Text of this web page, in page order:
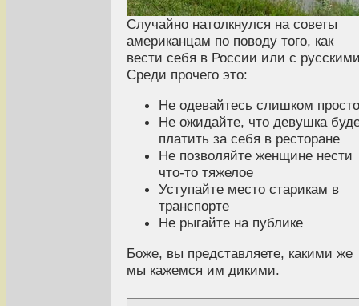
Случайно натолкнулся на советы
американцам по поводу того, как
вести себя в России или с
Среди прочего это:
Не одевайтесь слишком просто
Не ожидайте, что девушка
платить за себя в ресторане
Не позволяйте женщине нести
что-то тяжелое
Уступайте место старикам в
транспорте
Не рыгайте на публике
Боже, вы представляете, какими же
мы кажемся им дикими.